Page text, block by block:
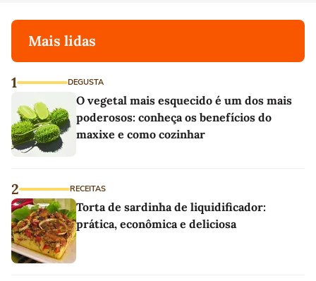
Mais lidas
1 DEGUSTA
O vegetal mais esquecido é um dos mais
poderosos: conheça os benefícios do
maxixe e como cozinhar
2 RECEITAS
Torta de sardinha de liquidificador:
prática, econômica e deliciosa